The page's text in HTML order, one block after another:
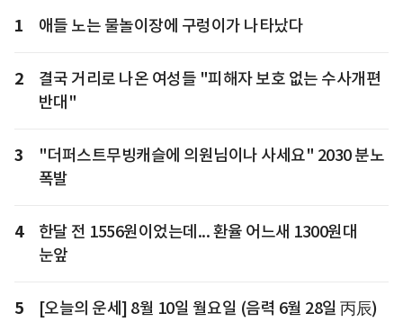
1 애들 노는 물놀이장에 구렁이가 나타났다
2
결국 거리로 나온 여성들 "피해자 보호 없는 수사개편
반대"
3
"더퍼스트무빙캐슬에 의원님이나 사세요" 2030 분노
폭발
4
한달 전 1556원이었는데... 환율 어느새 1300원대
눈앞
5 [오늘의 운세] 8월 10일 월요일 (음력 6월 28일 丙辰)